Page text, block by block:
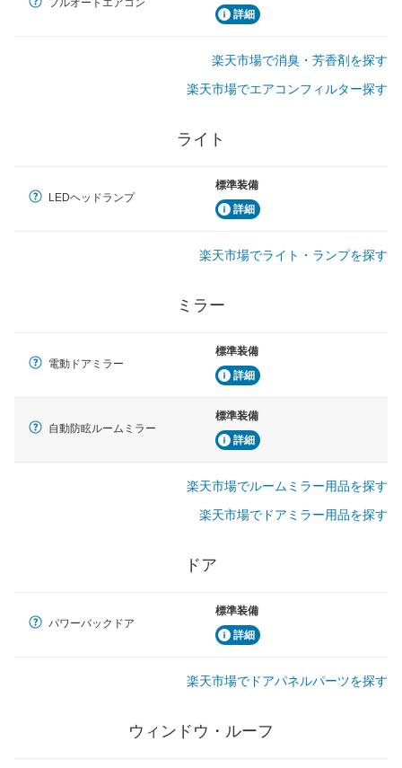
詳細
楽天市場で消臭・芳香剤を探す
楽天市場でエアコンフィルター探す
ライト
LEDヘッドランプ
標準装備
詳細
楽天市場でライト・ランプを探す
ミラー
電動ドアミラー
標準装備
詳細
自動防眩ルームミラー
標準装備
詳細
楽天市場でルームミラー用品を探す
楽天市場でドアミラー用品を探す
ドア
パワーバックドア
標準装備
詳細
楽天市場でドアパネルパーツを探す
ウィンドウ・ルーフ